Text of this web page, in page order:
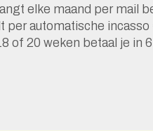
elke maand per mail
per automatische
of 20 weken betaal je in